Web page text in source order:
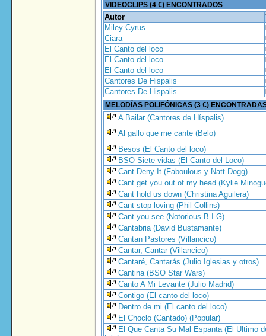
VIDEOCLIPS (4 €) ENCONTRADOS
Autor
Miley Cyrus
Ciara
El Canto del loco
El Canto del loco
El Canto del loco
Cantores De Hispalis
Cantores De Hispalis
MELODÍAS POLIFÓNICAS (3 €)
A Bailar (Cantores de Híspalis)
Al gallo que me cante (Belo)
Besos (El Canto del loco)
BSO Siete vidas (El Canto del Loco)
Cant Deny It (Faboulous y Natt Dogg)
Cant get you out of my head (Kylie
Cant hold us down (Christina Aguilera)
Cant stop loving (Phil Collins)
Cant you see (Notorious B.I.G)
Cantabria (David Bustamante)
Cantan Pastores (Villancico)
Cantar, Cantar (Villancico)
Cantaré, Cantarás (Julio Iglesias y otros)
Cantina (BSO Star Wars)
Canto A Mi Levante (Julio Madrid)
Contigo (El canto del loco)
Dentro de mi (El canto del loco)
El Choclo (Cantado) (Popular)
El Que Canta Su Mal Espanta (El Ultimo